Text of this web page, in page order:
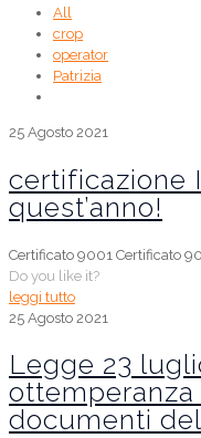
All
crop
operator
Patrizia
25 Agosto 2021
certificazione
quest’anno!
Certificato 9001 Certificato
Do you like it?
leggi tutto
25 Agosto 2021
Legge 23
documenti